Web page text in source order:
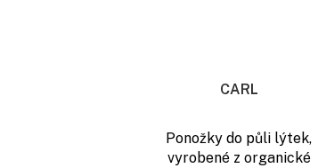
CARL
Ponožky do půli lýtek,
vyrobené z organické